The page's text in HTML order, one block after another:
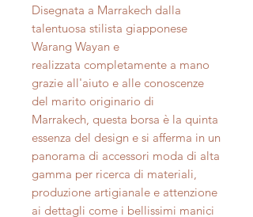
Disegnata a Marrakech dalla
talentuosa stilista giapponese
Warang Wayan e
realizzata completamente a mano
grazie all'aiuto e alle conoscenze
del marito originario di
Marrakech, questa borsa è la quinta
essenza del design e si afferma in un
panorama di accessori moda di alta
gamma per ricerca di materiali,
produzione artigianale e attenzione
ai dettagli come i bellissimi manici